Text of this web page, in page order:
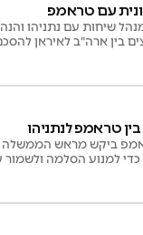
עם טראמפ
שיחות עם נתניהו
בין ארה"ב לאיראן
טראמפ לנתניהו
ביקש מראש
למנוע הסלמה